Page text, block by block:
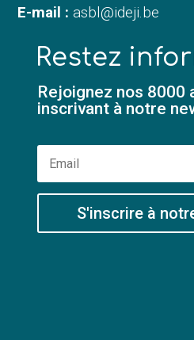
E-mail : asbl@ideji.be
Restez
Rejoignez nos 8000
inscrivant à notre
S'inscrire à